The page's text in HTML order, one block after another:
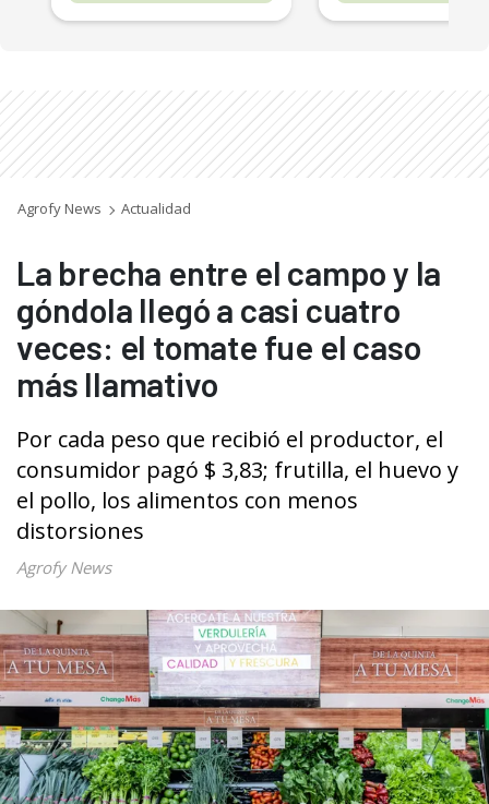
Agrofy News Actualidad
La brecha entre el campo y la
góndola llegó a casi cuatro
veces: el tomate fue el caso
más llamativo
Por cada peso que recibió el productor, el
consumidor pagó $ 3,83; frutilla, el huevo y
el pollo, los alimentos con menos
distorsiones
Agrofy News